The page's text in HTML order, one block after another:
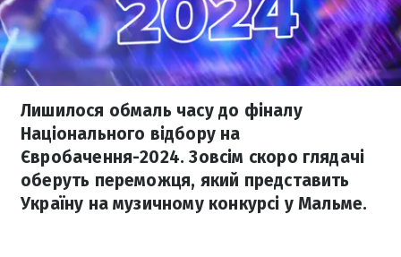
Лишилося обмаль часу до фіналу
Національного відбору на
Євробачення-2024. Зовсім скоро глядачі
оберуть переможця, який представить
Україну на музичному конкурсі у Мальме.